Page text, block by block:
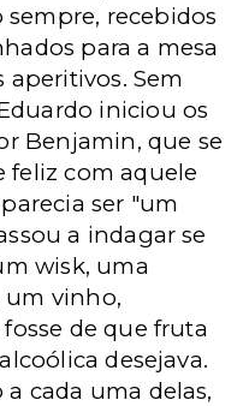
recebidos
para a mesa
aperitivos. Sem
iniciou os
Benjamin, que se
feliz com aquele
ser "um
a indagar se
wisk, uma
um vinho,
de que fruta
desejava.
cada uma delas,